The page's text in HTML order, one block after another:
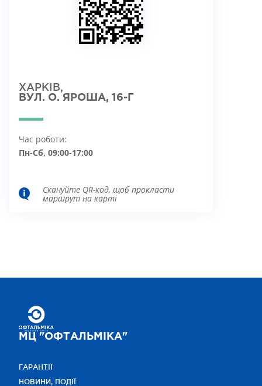
ХАРКІВ,
ВУЛ. О. ЯРОША, 16-Г
Час роботи:
Пн-Сб, 09:00-17:00
Скануйте QR-код, щоб прокласти
маршрут на карті
МЦ "ОФТАЛЬМІКА"
ГАРАНТІЇ
НОВИНИ, ПОДІЇ